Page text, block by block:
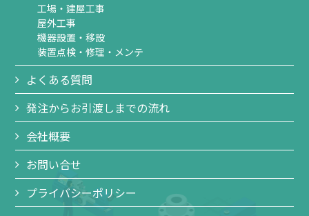
工場・建屋工事
屋外工事
機器設置・移設
装置点検・修理・メンテ
よくある質問
発注からお引渡しまでの流れ
会社概要
お問い合せ
プライバシーポリシー